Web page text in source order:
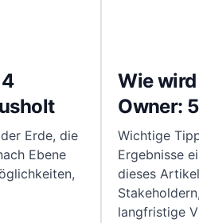
Erde, die
Ebene
Wie
Owner:
Wichtige
Ergebnisse
dieses
langfristige